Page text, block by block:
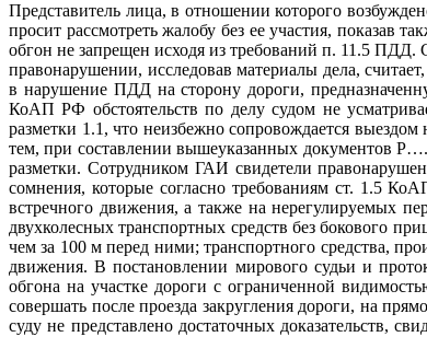
Представитель лица, в отношении которого
просит рассмотреть жалобу без ее участия, показав
обгон не запрещен исходя из требований п. 11.5 ПДД.
правонарушении, исследовав материалы дела,
в нарушение ПДД на сторону дороги,
КоАП РФ обстоятельств по делу судом не
разметки 1.1, что неизбежно сопровождается
тем, при составлении вышеуказанных документов
разметки. Сотрудником ГАИ свидетели
сомнения, которые согласно требованиям ст. 1.5
встречного движения, а также на нерегулируемых
двухколесных транспортных средств без бокового
чем за 100 м перед ними; транспортного средства,
движения. В постановлении мирового судьи и
обгона на участке дороги с ограниченной
совершать после проезда закругления дороги, на
суду не представлено достаточных доказательств,